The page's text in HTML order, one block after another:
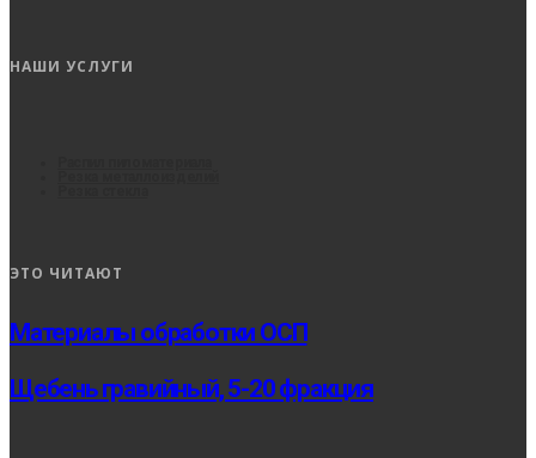
НАШИ УСЛУГИ
ЭТО ЧИТАЮТ
Материалы обработки ОСП
Щебень гравийный, 5-20 фракция